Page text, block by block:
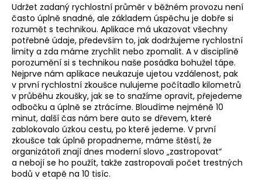
Udržet zadaný rychlostní průměr v běžném provozu není
často úplně snadné, ale základem úspěchu je dobře si
rozumět s technikou. Aplikace má ukazovat všechny
potřebné údaje, především to, jak dodržujeme rychlostní
limity a zda máme zrychlit nebo zpomalit. A v disciplíně
porozumění si s technikou naše posádka bohužel tápe.
Nejprve nám aplikace neukazuje ujetou vzdálenost, pak
v první rychlostní zkoušce nulujeme počítadlo kilometrů
v průběhu zkoušky, jak se to snažíme opravit, přejedeme
odbočku a úplně se ztrácíme. Bloudíme nejméně 10
minut, další čas nám bere auto se dřevem, které
zablokovalo úzkou cestu, po které jedeme. V první
zkoušce tak úplně propadneme, máme štěstí, že
organizátoři znají dnes moderní slovo „zastropovat“
a nebojí se ho použít, takže zastropovali počet trestných
bodů v etapě na 10 tisíc.